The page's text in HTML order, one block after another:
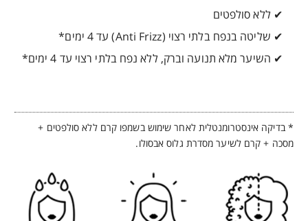
✔ ללא סולפטים
✔ שליטה בנפח בלתי רצוי (Anti Frizz) עד 4 ימים*
✔ השיער מלא תנועה וברק, ללא נפח בלתי רצוי עד 4 ימים*
* בדיקה אינסטרומנטלית לאחר שימוש בשמפו קרם ללא סולפטים +
מסכה + קרם לשיער מסדרת גלוס אבסולו.